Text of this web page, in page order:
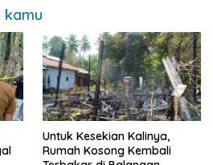
kamu
Untuk Kesekian Kalinya,
Rumah Kosong Kembali